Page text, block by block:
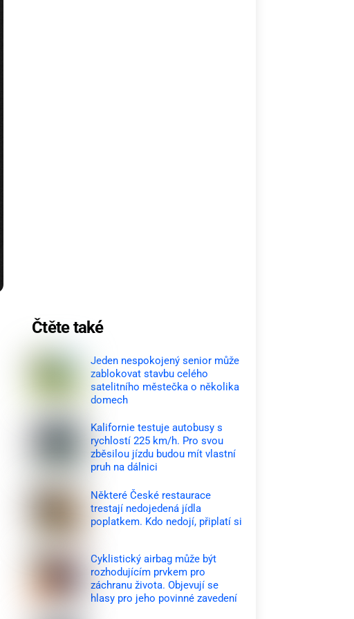
Čtěte také
Jeden nespokojený senior může
zablokovat stavbu celého
satelitního městečka o několika
domech
Kalifornie testuje autobusy s
rychlostí 225 km/h. Pro svou
zběsilou jízdu budou mít vlastní
pruh na dálnici
Některé České restaurace
trestají nedojedená jídla
poplatkem. Kdo nedojí, připlatí si
Cyklistický airbag může být
rozhodujícím prvkem pro
záchranu života. Objevují se
hlasy pro jeho povinné zavedení